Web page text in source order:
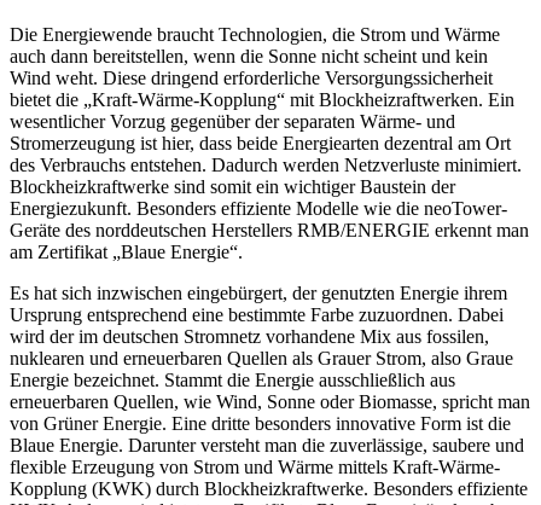
Die Energiewende braucht Technologien, die Strom und Wärme
auch dann bereitstellen, wenn die Sonne nicht scheint und kein
Wind weht. Diese dringend erforderliche Versorgungssicherheit
bietet die „Kraft-Wärme-Kopplung“ mit Blockheizraftwerken. Ein
wesentlicher Vorzug gegenüber der separaten Wärme- und
Stromerzeugung ist hier, dass beide Energiearten dezentral am Ort
des Verbrauchs entstehen. Dadurch werden Netzverluste minimiert.
Blockheizkraftwerke sind somit ein wichtiger Baustein der
Energiezukunft. Besonders effiziente Modelle wie die neoTower-
Geräte des norddeutschen Herstellers RMB/ENERGIE erkennt man
am Zertifikat „Blaue Energie“.
Es hat sich inzwischen eingebürgert, der genutzten Energie ihrem
Ursprung entsprechend eine bestimmte Farbe zuzuordnen. Dabei
wird der im deutschen Stromnetz vorhandene Mix aus fossilen,
nuklearen und erneuerbaren Quellen als Grauer Strom, also Graue
Energie bezeichnet. Stammt die Energie ausschließlich aus
erneuerbaren Quellen, wie Wind, Sonne oder Biomasse, spricht man
von Grüner Energie. Eine dritte besonders innovative Form ist die
Blaue Energie. Darunter versteht man die zuverlässige, saubere und
flexible Erzeugung von Strom und Wärme mittels Kraft-Wärme-
Kopplung (KWK) durch Blockheizkraftwerke. Besonders effiziente